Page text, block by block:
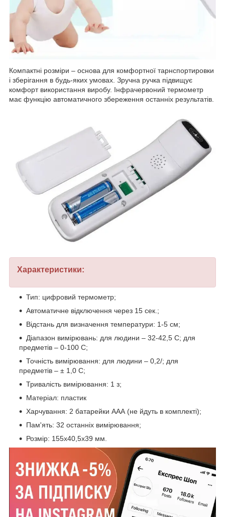
Компактні розміри – основа для комфортної тарнспортировки
і зберігання в будь-яких умовах. Зручна ручка підвищує
комфорт використання виробу. Інфрачервоний термометр
має функцію автоматичного збереження останніх результатів.
Характеристики:
Тип: цифровий термометр;
Автоматичне відключення через 15 сек.;
Відстань для визначення температури: 1-5 см;
Діапазон вимірювань: для людини – 32-42,5 C; для
предметів – 0-100 C;
Точність вимірювання: для людини – 0,2/; для
предметів – ± 1,0 C;
Тривалість вимірювання: 1 з;
Матеріал: пластик
Харчування: 2 батарейки ААА (не йдуть в комплекті);
Пам'ять: 32 останніх вимірювання;
Розмір: 155х40,5х39 мм.